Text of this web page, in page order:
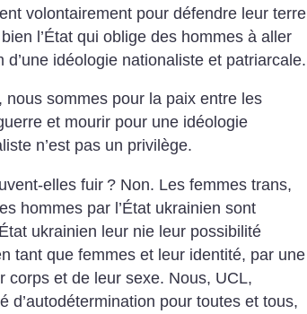
volontairement pour défendre leur terre
l’État qui oblige des hommes à aller
d’une idéologie nationaliste et patriarcale.
nous sommes pour la paix entre les
et mourir pour une idéologie
n’est pas un privilège.
elles fuir ? Non. Les femmes trans,
hommes par l’État ukrainien sont
ukrainien leur nie leur possibilité
tant que femmes et leur identité, par une
corps et de leur sexe. Nous, UCL,
d’autodétermination pour toutes et tous,